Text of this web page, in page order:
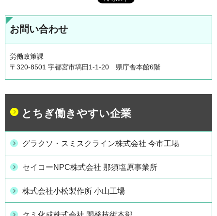
お問い合わせ
労働政策課
〒320-8501 宇都宮市塙田1-1-20 県庁舎本館6階
とちぎ働きやすい企業
グラクソ・スミスクライン株式会社 今市工場
セイコーNPC株式会社 那須塩原事業所
株式会社小松製作所 小山工場